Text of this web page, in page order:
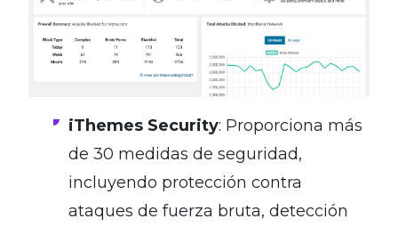
iThemes Security: Proporciona más
de 30 medidas de seguridad,
incluyendo protección contra
ataques de fuerza bruta, detección